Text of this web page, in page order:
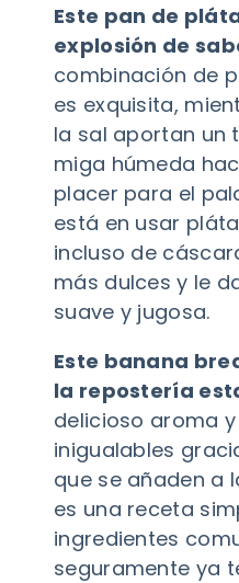
Este pan de
explosión de
combinación de
es exquisita,
la sal aportan un
miga húmeda
placer para el
está en usar
incluso de
más dulces y le
suave y jugosa.
Este banana
la repostería
delicioso aroma
inigualables
que se añaden a
es una receta
ingredientes
seguramente ya